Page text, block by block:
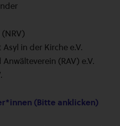
in der Kirche e.V.
(RAV) e.V.
(Bitte anklicken)